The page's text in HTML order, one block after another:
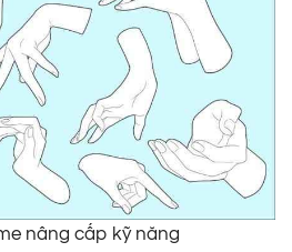
nâng cấp kỹ năng